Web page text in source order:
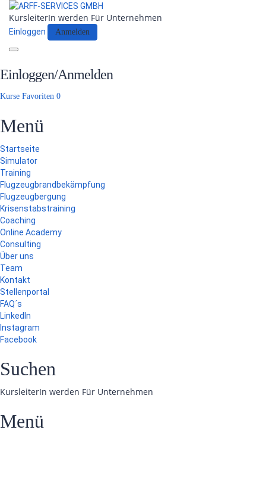
KursleiterIn werden Für Unternehmen
Einloggen Anmelden
Einloggen/Anmelden
Kurse Favoriten 0
Menü
Startseite
Simulator
Training
Flugzeugbrandbekämpfung
Flugzeugbergung
Krisenstabstraining
Coaching
Online Academy
Consulting
Über uns
Team
Kontakt
Stellenportal
FAQ´s
LinkedIn
Instagram
Facebook
Suchen
KursleiterIn werden Für Unternehmen
Menü